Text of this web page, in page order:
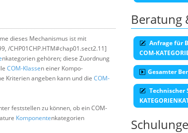
dieses Mechanismus ist mit
/CHP01CHP.HTM#chap01.sect2.11]
nkategorien gehören; diese Zuordnung
COM-Klassen einer Kompo-
Kriterien angeben kann und die COM-
feststellen zu können, ob ein COM-
Komponentenkategorien
Beratung
Anfrage für
COM-
Gesamter
Technischer